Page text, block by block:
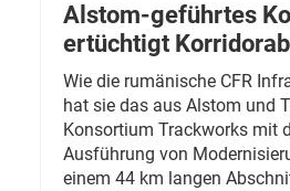
Alstom-geführtes
ertüchtigt
Wie die rumänische CFR
hat sie das aus Alstom und
Konsortium Trackworks mit
Ausführung von
einem 44 km langen